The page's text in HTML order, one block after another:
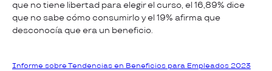
que no tiene libertad para elegir el curso, el 16,89% dice
que no sabe cómo consumirlo y el 19% afirma que
desconocía que era un beneficio.
Informe sobre Tendencias en Beneficios para Empleados 2023